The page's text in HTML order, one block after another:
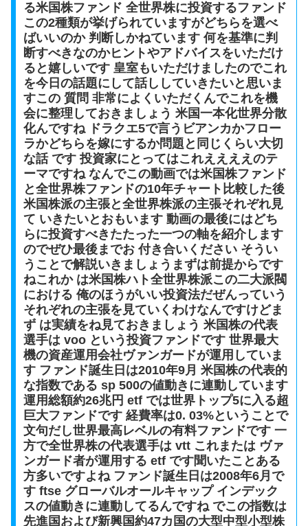
る米国株ファンド 全世界株に投資するファンド
この2種類が挙げられていますがどちらを選べ
ばいいのか 判断しかねています 何を基準に判
断すべきなのかヒントやアドバイスをいただけ
ると嬉しいです 皇室もいただけましたのでこれ
を今日の話題にして話ししていきたいと思いま
すこの 質問 非常によくいただくんでこれを機
会に整理しておきましょう 米国一本化世界分散
化んですね ドラクエ5で言うビアンカかフロー
ラかどちらを嫁にするか問題と同じくらい大切
な話 です 投資家にとってはこれええええのテ
ーマですね なんでこの動画では米国株ファンド
と全世界株ファンドの10年チャート比較した後
米国株派の主張と全世界株派の主張それぞれ見
て いきたいとおもいます 動画の最後にはどち
らに投資すべきたたった一つの軸を紹介します
のでぜひ最後までお 付き合いください そうい
うことで解説いきましょうまずは前提からです
ねこれか は米国株ハト全世界株派この二大派閥
における 俺のほうがいい投資法だぜんっていう
それぞれの主張を見ていくわけなんですけどま
ず は実績をね見ておきましょう 米国株の代表
選手は voo という投資ファンドです 世界最大
機の資産運用会社ヴァンガードが運用していま
す ファンド誕生日は2010年9月 米国株の代表的
な指数である sp 500の値動きに連動しています
運用総額約26兆円 etf では世界トップ5に入る超
巨大ファンドです 経費率は0. 03%ということで
文句だし世界最高レベルの有料ファンドです 一
方で全世界株の代表選手は vtt これまたは ヴァ
ンガード者が運用する etf です聞いたことある
方多いですよね ファンド誕生日は2008年6月で
す ftse グローバルオールキャップ インデック
スの値動きに連動してるんですね でこの指数は
先進国および新興国約47カ国の大型中型小型株